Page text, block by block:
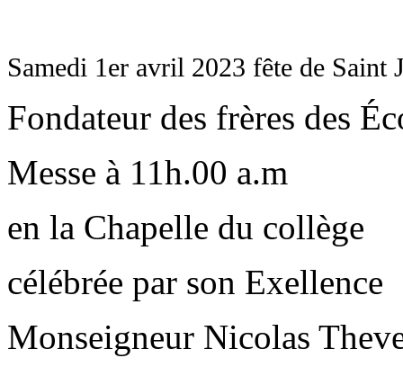
Samedi 1er avril 2023 fête de Saint
Fondateur des frères des
Messe à 11h.00 a.m
en la Chapelle du collège
célébrée par son Exellence
Monseigneur Nicolas